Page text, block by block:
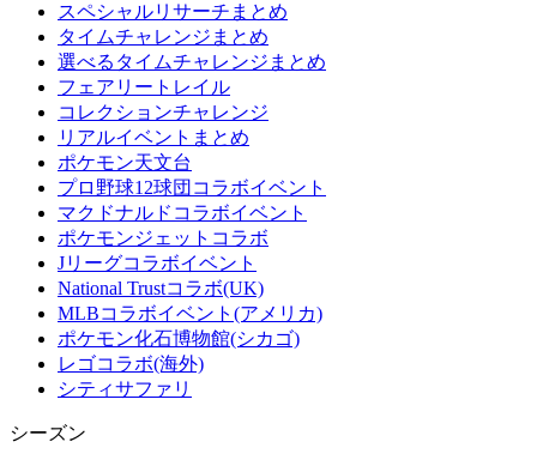
スペシャルリサーチまとめ
タイムチャレンジまとめ
選べるタイムチャレンジまとめ
フェアリートレイル
コレクションチャレンジ
リアルイベントまとめ
ポケモン天文台
プロ野球12球団コラボイベント
マクドナルドコラボイベント
ポケモンジェットコラボ
Jリーグコラボイベント
National Trustコラボ(UK)
MLBコラボイベント(アメリカ)
ポケモン化石博物館(シカゴ)
レゴコラボ(海外)
シティサファリ
シーズン